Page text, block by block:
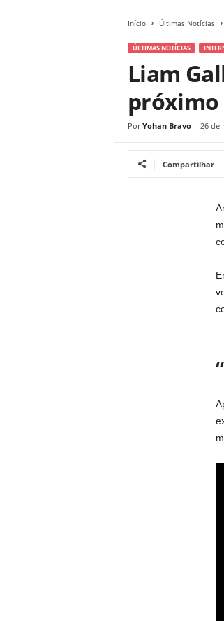
Início Últimas Notícias
ÚLTIMAS NOTÍCIAS
Liam
próximo
Por Yohan Bravo - 26 de
Compartilhar